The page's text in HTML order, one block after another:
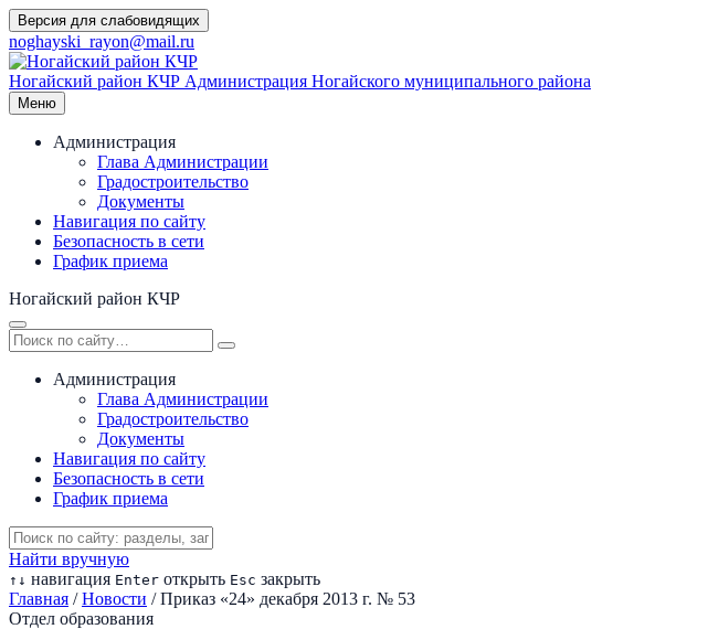
Перейти
к
содержимому
Версия для слабовидящих
noghayski_rayon@mail.ru
Ногайский район КЧР Администрация Ногайского муниципального района
Меню
Администрация
Глава Администрации
Градостроительство
Документы
Навигация по сайту
Безопасность в сети
График приема
Ногайский район КЧР
Администрация
Глава Администрации
Градостроительство
Документы
Навигация по сайту
Безопасность в сети
График приема
Найти вручную
↑ ↓ навигация Enter открыть Esc закрыть
Главная / Новости / Приказ «24» декабря 2013 г. № 53
Отдел образования